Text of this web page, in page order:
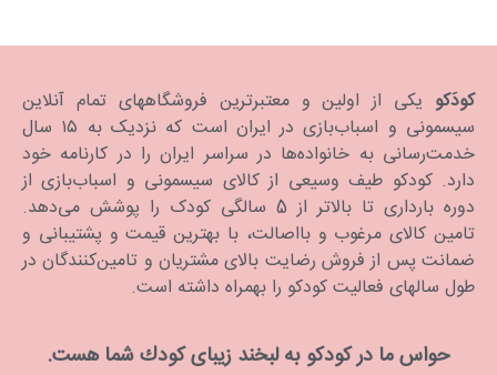
کودَکو یکی از اولین و معتبرترین فروشگاههای تمام آنلاین
سیسمونی و اسباب‌بازی در ایران است که نزدیک به ۱۵ سال
خدمت‌رسانی به خانواده‌ها در سراسر ایران را در کارنامه خود
دارد. كودكو طیف وسیعی از کالای سیسمونی و اسباب‌بازی از
دوره بارداری تا بالاتر از 5 سالگی کودک را پوشش می‌دهد.
تامین کالای مرغوب و بااصالت، با بهترین قیمت و پشتیبانی و
ضمانت پس از فروش رضایت بالای مشتریان و تامین‌کنندگان در
طول سالهای فعالیت کودکو را بهمراه داشته است.
حواس ما در كودكو به لبخند زیبای كودك شما هست.